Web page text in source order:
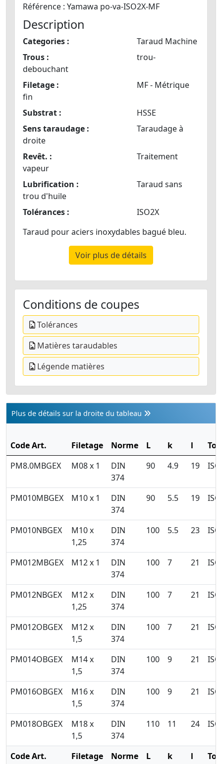
Référence : Yamawa po-va-ISO2X-MF
Description
Categories :
Taraud Machine
Trous :
trou-
debouchant
Filetage :
MF - Métrique
fin
Substrat :
HSSE
Sens taraudage :
Taraudage à
droite
Revêt. :
Traitement
vapeur
Lubrification :
Taraud sans
trou d'huile
Tolérances :
ISO2X
Taraud pour aciers inoxydables bagué bleu.
Voir plus de détails
Conditions de coupes
Tolérances
Matières taraudables
Légende matières
Plus de détails sur la droite du tableau
Code Art. Filetage Norme L k l
PM8.0MBGEX
M08 x 1
DIN
374
90 4.9 19
PM010MBGEX M10 x 1
DIN
374
90 5.5 19
PM010NBGEX
M10 x
1,25
DIN
374
100 5.5 23
PM012MBGEX M12 x 1
DIN
374
100 7 21
PM012NBGEX
M12 x
1,25
DIN
374
100 7 21
PM012OBGEX
M12 x
1,5
DIN
374
100 7 21
PM014OBGEX
M14 x
1,5
DIN
374
100 9 21
PM016OBGEX
M16 x
1,5
DIN
374
100 9 21
PM018OBGEX
M18 x
1,5
DIN
374
110 11 24
Code Art. Filetage Norme L k l